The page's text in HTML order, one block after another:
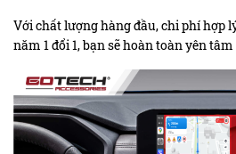
Với chất lượng hàng đầu, chi phí hợp
năm 1 đổi 1, bạn sẽ hoàn toàn yên